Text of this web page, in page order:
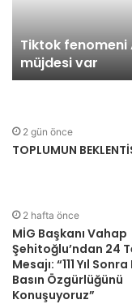
Tiktok fenomeni
müjdesi var
MASUMİYET
2 gün önce
TOPLUMUN
2 hafta önce
MİG Başkanı Vahap
Şehitoğlu’ndan 24
Mesajı: “111 Yıl
Basın Özgürlüğünü
Konuşuyoruz”